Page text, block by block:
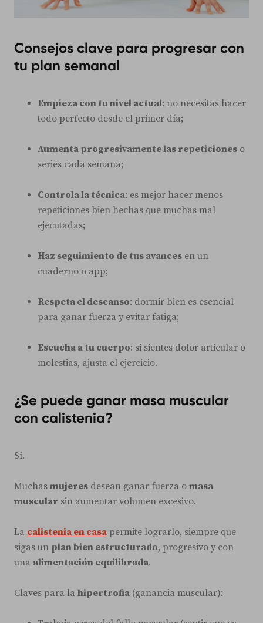
Consejos clave para progresar con
tu plan semanal
Empieza con tu nivel actual: no necesitas hacer
todo perfecto desde el primer día;
Aumenta progresivamente las repeticiones o
series cada semana;
Controla la técnica: es mejor hacer menos
repeticiones bien hechas que muchas mal
ejecutadas;
Haz seguimiento de tus avances en un
cuaderno o app;
Respeta el descanso: dormir bien es esencial
para ganar fuerza y evitar fatiga;
Escucha a tu cuerpo: si sientes dolor articular o
molestias, ajusta el ejercicio.
¿Se puede ganar masa muscular
con calistenia?
Sí.
Muchas mujeres desean ganar fuerza o masa
muscular sin aumentar volumen excesivo.
La calistenia en casa permite lograrlo, siempre que
sigas un plan bien estructurado, progresivo y con
una alimentación equilibrada.
Claves para la hipertrofia (ganancia muscular):